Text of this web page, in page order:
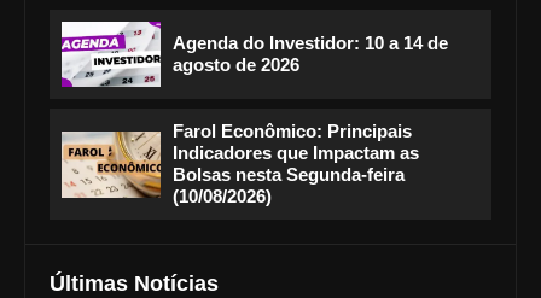
Agenda do Investidor: 10 a 14 de
agosto de 2026
Farol Econômico: Principais
Indicadores que Impactam as
Bolsas nesta Segunda-feira
(10/08/2026)
Últimas Notícias